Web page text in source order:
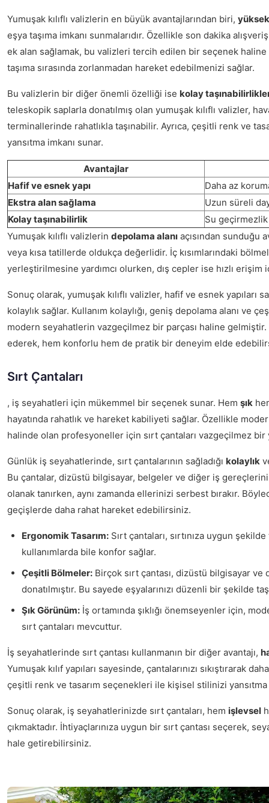
Yumuşak kılıflı valizlerin en büyük avantajlarından biri,
eşya taşıma imkanı sunmalarıdır. Özellikle son dakika
ek alan sağlamak, bu valizleri tercih edilen bir seçenek haline
taşıma sırasında zorlanmadan hareket edebilmenizi sağlar.
Bu valizlerin bir diğer önemli özelliği ise kolay
teleskopik saplarla donatılmış olan yumuşak kılıflı valizler,
terminallerinde rahatlıkla taşınabilir. Ayrıca, çeşitli renk ve
yansıtma imkanı sunar.
Avantajlar
Hafif ve esnek yapı
Daha az
Ekstra alan sağlama
Uzun süreli
Kolay taşınabilirlik
Su
Yumuşak kılıflı valizlerin depolama alanı açısından sunduğu
veya kısa tatillerde oldukça değerlidir. İç kısımlarındaki
yerleştirilmesine yardımcı olurken, dış cepler ise hızlı erişim
Sonuç olarak, yumuşak kılıflı valizler, hafif ve esnek
kolaylık sağlar. Kullanım kolaylığı, geniş depolama alanı ve
modern seyahatlerin vazgeçilmez bir parçası haline
ederek, hem konforlu hem de pratik bir deneyim elde
Sırt Çantaları
, iş seyahatleri için mükemmel bir seçenek sunar. Hem şık
hayatında rahatlık ve hareket kabiliyeti sağlar. Özellikle
halinde olan profesyoneller için sırt çantaları vazgeçilmez bir
Günlük iş seyahatlerinde, sırt çantalarının sağladığı kolaylık
Bu çantalar, dizüstü bilgisayar, belgeler ve diğer iş
olanak tanırken, aynı zamanda ellerinizi serbest bırakır.
geçişlerde daha rahat hareket edebilirsiniz.
Ergonomik Tasarım: Sırt çantaları, sırtınıza uygun
kullanımlarda bile konfor sağlar.
Çeşitli Bölmeler: Birçok sırt çantası, dizüstü bilgisayar
donatılmıştır. Bu sayede eşyalarınızı düzenli bir şekilde
Şık Görünüm: İş ortamında şıklığı önemseyenler için,
sırt çantaları mevcuttur.
İş seyahatlerinde sırt çantası kullanmanın bir diğer avantajı,
Yumuşak kılıf yapıları sayesinde, çantalarınızı sıkıştırarak
çeşitli renk ve tasarım seçenekleri ile kişisel stilinizi yansıtma
Sonuç olarak, iş seyahatlerinizde sırt çantaları, hem işlevsel
çıkmaktadır. İhtiyaçlarınıza uygun bir sırt çantası seçerek,
hale getirebilirsiniz.